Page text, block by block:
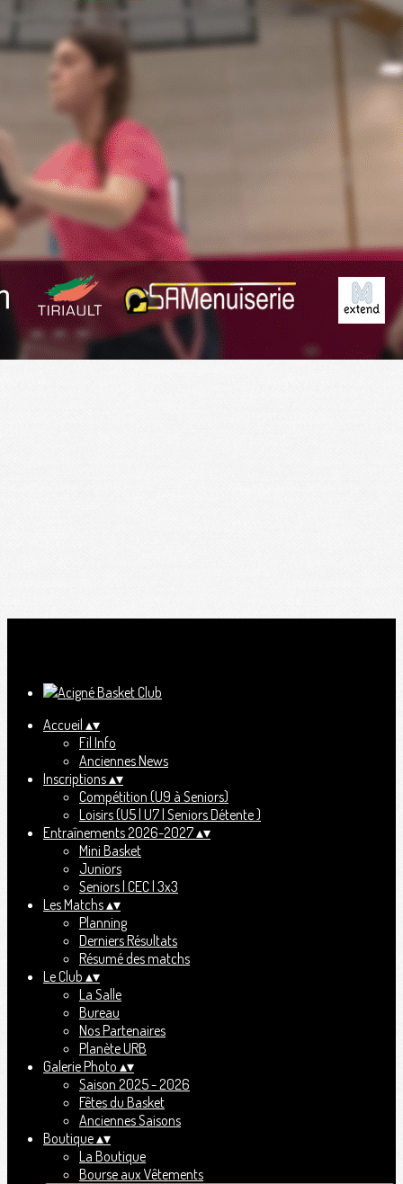
Exporter les lignes sélectionnées
Exporter toutes les colonnes
Exporter uniquement les colonnes affichées
Planning
Derniers Résultats
Résumé des matchs
?>
Images de la page d'accueil
Cliquez pour éditer
Accueil ▴▾
Fil Info
Anciennes News
Inscriptions▴▾
Compétition (U9 à Seniors)
Loisirs (U5 | U7 | Seniors Détente )
Entraînements 2026-2027▴▾
Mini Basket
Juniors
Seniors | CEC | 3x3
Les Matchs▴▾
Planning
Derniers Résultats
Résumé des matchs
Le Club ▴▾
La Salle
Bureau
Nos Partenaires
Planète URB
Galerie Photo ▴▾
Saison 2025 - 2026
Fêtes du Basket
Anciennes Saisons
Boutique▴▾
La Boutique
Bourse aux Vêtements